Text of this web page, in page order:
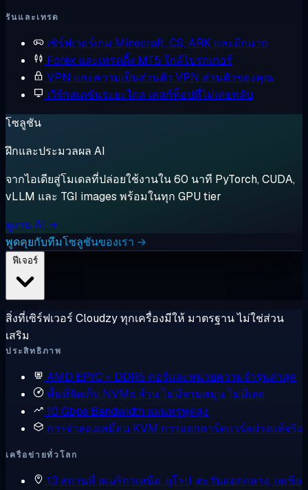
รันและเทรด
เซิร์ฟเวอร์เกม Minecraft, CS, ARK และอีกมาก
Forex และเทรดดิ้ง MT5 ใกล้โบรกเกอร์
VPN และความเป็นส่วนตัว VPN ส่วนตัวของคุณ
เวิร์กสเตชันระยะไกล เดสก์ท็อปที่ไม่เคยหลับ
โซลูชัน
ฝึกและประมวลผล AI
จากไอเดียสู่โมเดลที่ปล่อยใช้งานใน 60 นาที PyTorch, CUDA,
vLLM และ TGI images พร้อมในทุก GPU tier
ดูงาน AI →
พูดคุยกับทีมโซลูชันของเรา →
สิ่งที่เซิร์ฟเวอร์ Cloudzy ทุกเครื่องมีให้ มาตรฐาน ไม่ใช่ส่วน
เสริม
ประสิทธิภาพ
AMD EPYC + DDR5 คอร์และหน่วยความจำรุ่นล่าสุด
พื้นที่จัดเก็บ NVMe ล้วนไม่มีจานหมุน ไม่มีเลย
10 Gbps Bandwidth แผนทรูพุตสูง
การจำลองเสมือน KVM การแยกฮาร์ดแวร์อย่างแท้จริง
เครือข่ายทั่วโลก
13 สถานที่ อเมริกาเหนือ, ยุโรป, ตะวันออกกลาง, เอเชีย